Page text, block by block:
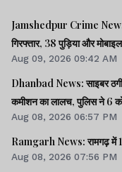
Jamshedpur Crime
गिरफ्तार, 38 पुड़िया और
Aug 09, 2026 09:42 AM
Dhanbad News: साइबर
कमीशन का लालच, पुलिस ने 6
Aug 08, 2026 06:57 PM
Ramgarh News: रामगढ़ में
Aug 08, 2026 07:56 PM